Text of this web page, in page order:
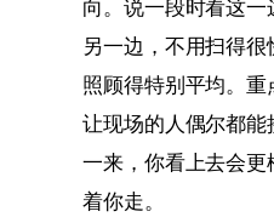
向。说一段时看这一
另一边，不用扫得
照顾得特别平均。
让现场的人偶尔都
一来，你看上去会
着你走。